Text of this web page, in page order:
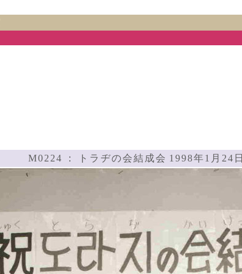
M0224 ： トラヂの会結成会 1998年1月24日